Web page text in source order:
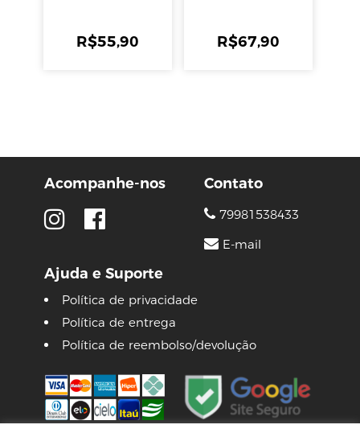
R$55,90 R$67,90
Acompanhe-nos
Ajuda e Suporte
Política de privacidade
Política de entrega
Política de reembolso/devolução
Contato
79981538433
E-mail